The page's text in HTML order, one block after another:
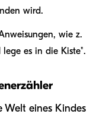
wird.
wie z.
es in die Kiste".
Welt eines Kindes